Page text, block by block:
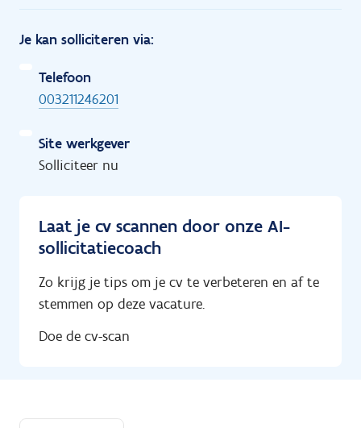
Je kan solliciteren via:
Telefoon
003211246201
Site werkgever
Solliciteer nu
Laat je cv scannen door onze AI-
sollicitatiecoach
Zo krijg je tips om je cv te verbeteren en af te
stemmen op deze vacature.
Doe de cv-scan